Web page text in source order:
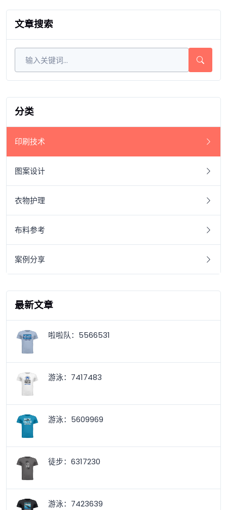
文章搜索
分类
印刷技术
图案设计
衣物护理
布料参考
案例分享
最新文章
啦啦队：5566531
游泳：7417483
游泳：5609969
徒步：6317230
游泳：7423639